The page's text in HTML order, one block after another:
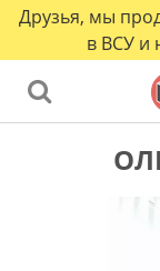
Друзья, мы
в ВСУ и